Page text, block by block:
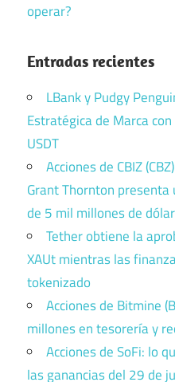
operar?
Entradas recientes
LBank y Pudgy
Estratégica de Marca
USDT
Acciones de CBIZ
Grant Thornton presenta
de 5 mil millones de
Tether obtiene la
XAUt mientras las
tokenizado
Acciones de Bitmine
millones en tesorería y
Acciones de SoFi: lo
las ganancias del 29 de